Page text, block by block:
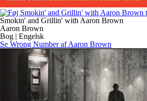
Smokin' and Grillin' with Aaron Brown
Aaron Brown
Bog | Engelsk
Se Wrong Number af Aaron Brown